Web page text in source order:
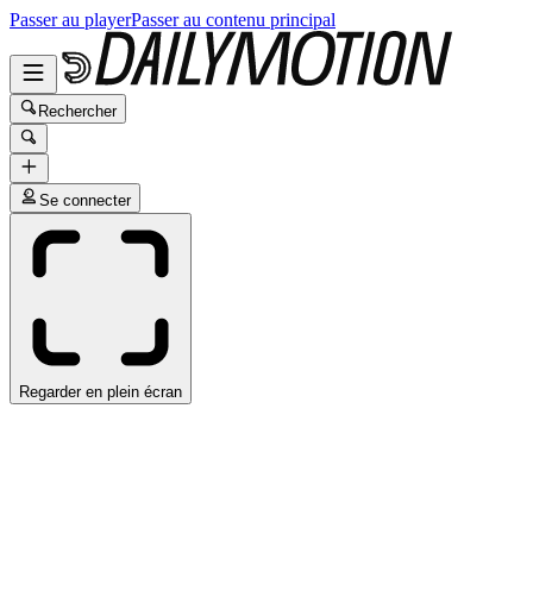
Passer au playerPasser au contenu principal
Rechercher
Se connecter
Regarder en plein écran